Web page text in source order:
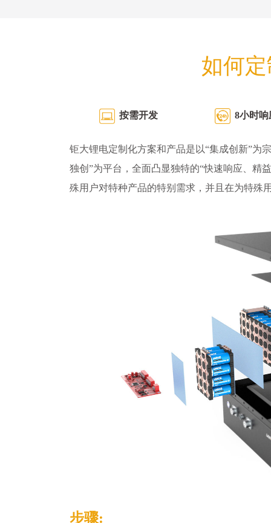
如何
按需开发 8小时响
钜大锂电定制化方案和产品是以“集成创新”为
独创”为平台，全面凸显独特的“快速响应、精
殊用户对特种产品的特别需求，并且在为特殊
步骤: